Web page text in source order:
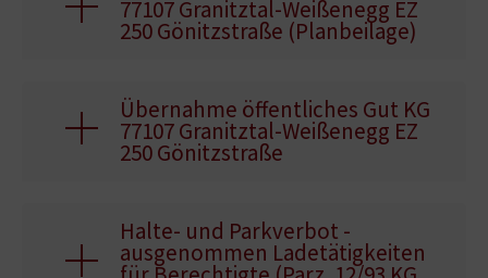
77107 Granitztal-Weißenegg EZ
250 Gönitzstraße (Planbeilage)
Übernahme öffentliches Gut KG
77107 Granitztal-Weißenegg EZ
250 Gönitzstraße
Halte- und Parkverbot -
ausgenommen Ladetätigkeiten